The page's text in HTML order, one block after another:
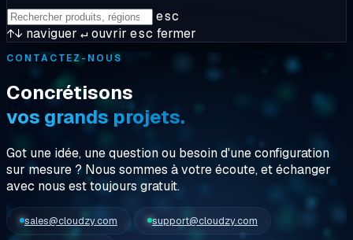
esc
↑↓ naviguer ↵ouvrir esc fermer
CONTACTEZ-NOUS
Concrétisons
vos grands projets.
Got une idée, une question ou besoin d'une configuration
sur mesure ? Nous sommes à votre écoute, et échanger
avec nous est toujours gratuit.
sales@cloudzy.com support@cloudzy.com